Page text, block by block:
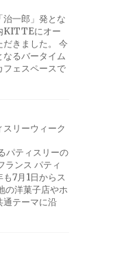
一郎」発とな
KITTEにオー
きました。 今
なるバータイム
フェスペースで
スリーウィーク
パティスリーの
ランス パティ
7月1日からス
の洋菓子店やホ
通テーマに沿